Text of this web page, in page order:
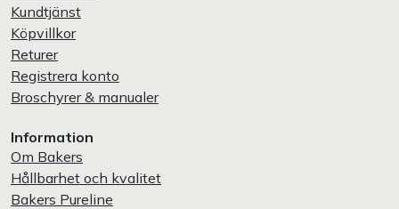
Kundtjänst
Köpvillkor
Returer
Registrera konto
Broschyrer & manualer
Information
Om Bakers
Hållbarhet och kvalitet
Bakers Pureline